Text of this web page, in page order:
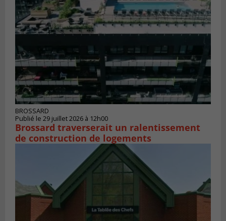
BROSSARD
Publié le 29 juillet 2026 à 12h00
Brossard traverserait un ralentissement
de construction de logements